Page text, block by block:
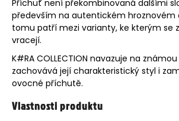
Příchuť není překombinovaná dalšími
především na autentickém hroznovém
tomu patří mezi varianty, ke kterým se
vracejí.
K#RA COLLECTION navazuje na
zachovává její charakteristický styl i
ovocné příchutě.
Vlastnosti produktu